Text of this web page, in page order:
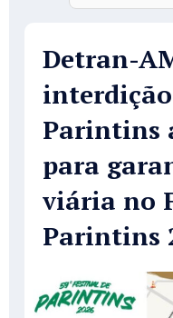
Detran-
Parintins
para
viária no
Parintins